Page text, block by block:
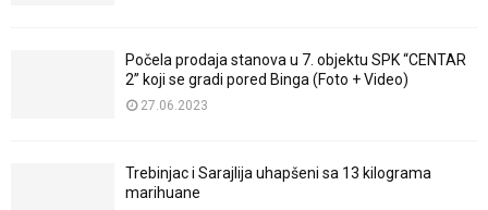
Počela prodaja stanova u 7. objektu SPK “CENTAR
2” koji se gradi pored Binga (Foto + Video)
27.06.2023
Trebinjac i Sarajlija uhapšeni sa 13 kilograma
marihuane